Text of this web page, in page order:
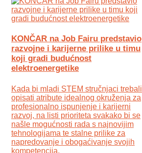
KONČAR na Job Fairu predstavio
razvojne i karijerne prilike u timu
koji gradi budućnost
elektroenergetike
Kada bi mladi STEM stručnjaci trebali
opisati atribute idealnog okruženja za
profesionalno ispunjenje i karijerni
razvoj, na listi prioriteta svakako bi se
našle mogućnosti rada s najnovijim
tehnologijama te stalne prilike za
napredovanje i obogaćivanje svojih
kompetencija.